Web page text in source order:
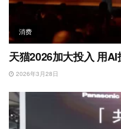
消费
天猫2026加大投入 用
2026年3月28日